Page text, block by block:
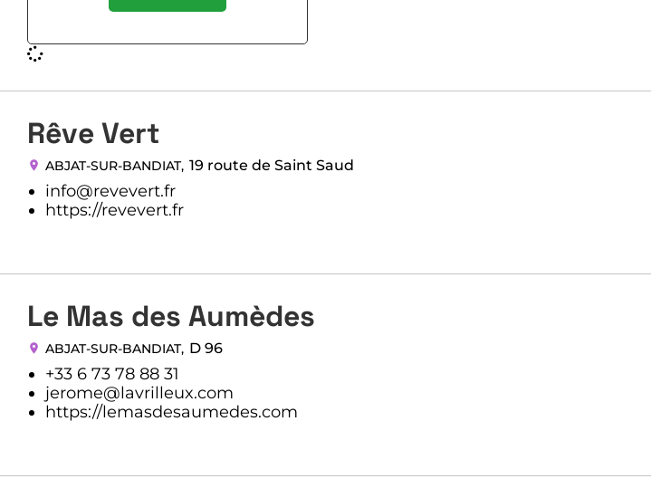
Rêve Vert
ABJAT-SUR-BANDIAT, 19 route de Saint Saud
info@revevert.fr
https://revevert.fr
Le Mas des Aumèdes
ABJAT-SUR-BANDIAT, D 96
+33 6 73 78 88 31
jerome@lavrilleux.com
https://lemasdesaumedes.com